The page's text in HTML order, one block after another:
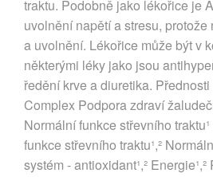
traktu. Podobně jako lékořice je
uvolnění napětí a stresu,
a uvolnění. Lékořice může být v
některými léky jako jsou
ředění krve a diuretika.
Complex Podpora zdraví
Normální funkce střevního
funkce střevního traktu¹,²
systém - antioxidant¹,²